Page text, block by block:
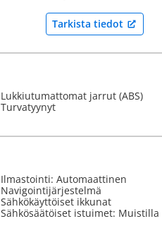
Tarkista tiedot
Lukkiutumattomat jarrut (ABS)
Turvatyynyt
Ilmastointi: Automaattinen
Navigointijärjestelmä
Sähkökäyttöiset ikkunat
Sähkösäätöiset istuimet: Muistilla